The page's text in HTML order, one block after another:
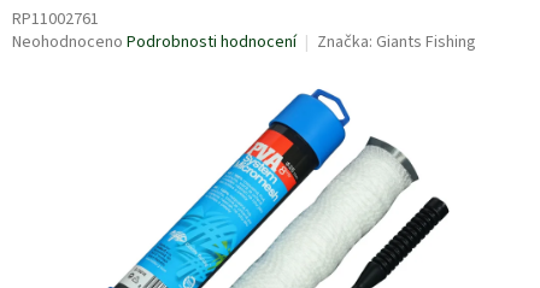
RP11002761
Průměrné
Neohodnoceno Podrobnosti hodnocení Značka: Giants Fishing